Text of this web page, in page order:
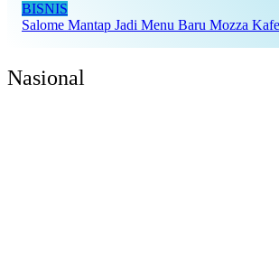
BISNIS
Salome Mantap Jadi Menu Baru Mozza Kafe
Nasional